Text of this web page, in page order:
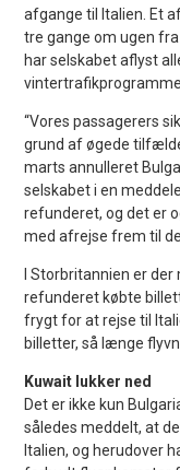
afgange til Italien. Et
tre gange om ugen
har selskabet aflyst
“Vores passagerers
grund af øgede
marts annulleret
selskabet i en
refunderet, og det er
med afrejse frem til
I Storbritannien er
refunderet købte
frygt for at rejse til
billetter, så længe
Kuwait lukker ned
Det er ikke kun
således meddelt, at
Italien, og herudover